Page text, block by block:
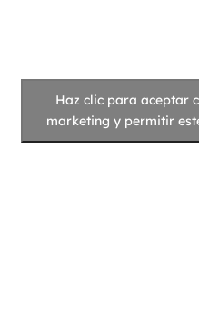
Haz clic para aceptar
marketing y permitir